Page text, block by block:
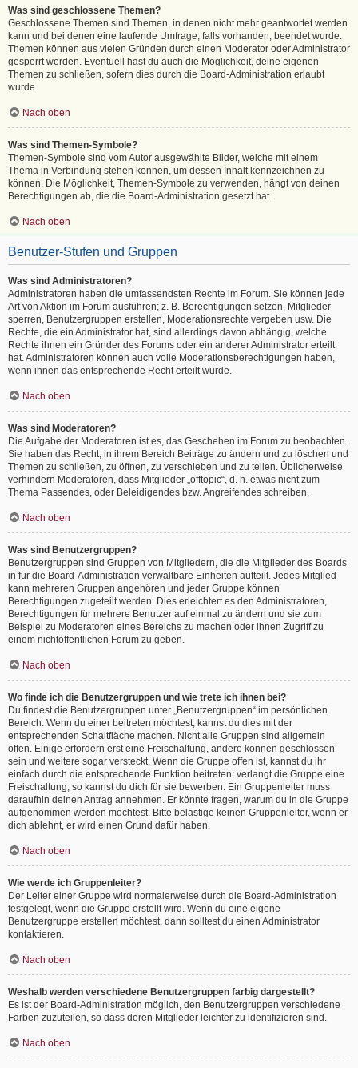
Was sind geschlossene Themen?
Geschlossene Themen sind Themen, in denen nicht mehr geantwortet werden
kann und bei denen eine laufende Umfrage, falls vorhanden, beendet wurde.
Themen können aus vielen Gründen durch einen Moderator oder Administrator
gesperrt werden. Eventuell hast du auch die Möglichkeit, deine eigenen
Themen zu schließen, sofern dies durch die Board-Administration erlaubt
wurde.
Nach oben
Was sind Themen-Symbole?
Themen-Symbole sind vom Autor ausgewählte Bilder, welche mit einem
Thema in Verbindung stehen können, um dessen Inhalt kennzeichnen zu
können. Die Möglichkeit, Themen-Symbole zu verwenden, hängt von deinen
Berechtigungen ab, die die Board-Administration gesetzt hat.
Nach oben
Benutzer-Stufen und Gruppen
Was sind Administratoren?
Administratoren haben die umfassendsten Rechte im Forum. Sie können jede
Art von Aktion im Forum ausführen; z. B. Berechtigungen setzen, Mitglieder
sperren, Benutzergruppen erstellen, Moderationsrechte vergeben usw. Die
Rechte, die ein Administrator hat, sind allerdings davon abhängig, welche
Rechte ihnen ein Gründer des Forums oder ein anderer Administrator erteilt
hat. Administratoren können auch volle Moderationsberechtigungen haben,
wenn ihnen das entsprechende Recht erteilt wurde.
Nach oben
Was sind Moderatoren?
Die Aufgabe der Moderatoren ist es, das Geschehen im Forum zu beobachten.
Sie haben das Recht, in ihrem Bereich Beiträge zu ändern und zu löschen und
Themen zu schließen, zu öffnen, zu verschieben und zu teilen. Üblicherweise
verhindern Moderatoren, dass Mitglieder „offtopic“, d. h. etwas nicht zum
Thema Passendes, oder Beleidigendes bzw. Angreifendes schreiben.
Nach oben
Was sind Benutzergruppen?
Benutzergruppen sind Gruppen von Mitgliedern, die die Mitglieder des Boards
in für die Board-Administration verwaltbare Einheiten aufteilt. Jedes Mitglied
kann mehreren Gruppen angehören und jeder Gruppe können
Berechtigungen zugeteilt werden. Dies erleichtert es den Administratoren,
Berechtigungen für mehrere Benutzer auf einmal zu ändern und sie zum
Beispiel zu Moderatoren eines Bereichs zu machen oder ihnen Zugriff zu
einem nichtöffentlichen Forum zu geben.
Nach oben
Wo finde ich die Benutzergruppen und wie trete ich ihnen bei?
Du findest die Benutzergruppen unter „Benutzergruppen“ im persönlichen
Bereich. Wenn du einer beitreten möchtest, kannst du dies mit der
entsprechenden Schaltfläche machen. Nicht alle Gruppen sind allgemein
offen. Einige erfordern erst eine Freischaltung, andere können geschlossen
sein und weitere sogar versteckt. Wenn die Gruppe offen ist, kannst du ihr
einfach durch die entsprechende Funktion beitreten; verlangt die Gruppe eine
Freischaltung, so kannst du dich für sie bewerben. Ein Gruppenleiter muss
daraufhin deinen Antrag annehmen. Er könnte fragen, warum du in die Gruppe
aufgenommen werden möchtest. Bitte belästige keinen Gruppenleiter, wenn er
dich ablehnt, er wird einen Grund dafür haben.
Nach oben
Wie werde ich Gruppenleiter?
Der Leiter einer Gruppe wird normalerweise durch die Board-Administration
festgelegt, wenn die Gruppe erstellt wird. Wenn du eine eigene
Benutzergruppe erstellen möchtest, dann solltest du einen Administrator
kontaktieren.
Nach oben
Weshalb werden verschiedene Benutzergruppen farbig dargestellt?
Es ist der Board-Administration möglich, den Benutzergruppen verschiedene
Farben zuzuteilen, so dass deren Mitglieder leichter zu identifizieren sind.
Nach oben